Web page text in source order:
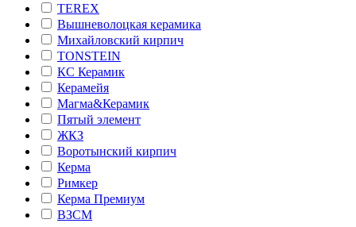
TEREX
Вышневолоцкая керамика
Михайловский кирпич
TONSTEIN
КС Керамик
Керамейя
Магма&Керамик
Пятый элемент
ЖКЗ
Воротынский кирпич
Керма
Римкер
Керма Премиум
ВЗСМ